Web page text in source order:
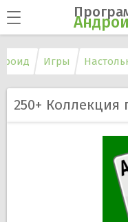
Игры
250+ Коллекция